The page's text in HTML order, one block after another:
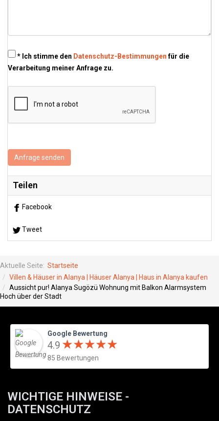
* Ich stimme den Datenschutz-Bestimmungenfür die
Verarbeitung meiner Anfrage zu.
Anfrage senden
Teilen
Facebook
Tweet
Aktuelle Seite: Startseite
Villen & Häuser in Alanya | Häuser Alanya | Haus in Alanya kaufen
Aussicht pur! Alanya Sugözü Wohnung mit Balkon Alarmsystem
Hoch über der Stadt
Google Bewertung
4.9 ★★★★★
★★★★★
85 Bewertungen
WICHTIGE HINWEISE -
DATENSCHUTZ